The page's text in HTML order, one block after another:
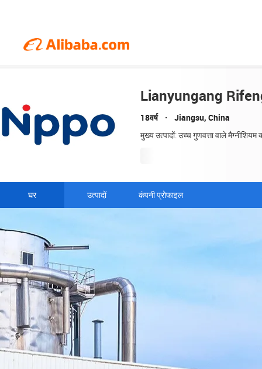
Lianyungang
18वर्ष Jiangsu, China
मुख्य उत्पादों: उच्च गुणवत्ता वाले
घर उत्पादों कंपनी प्रोफाइल